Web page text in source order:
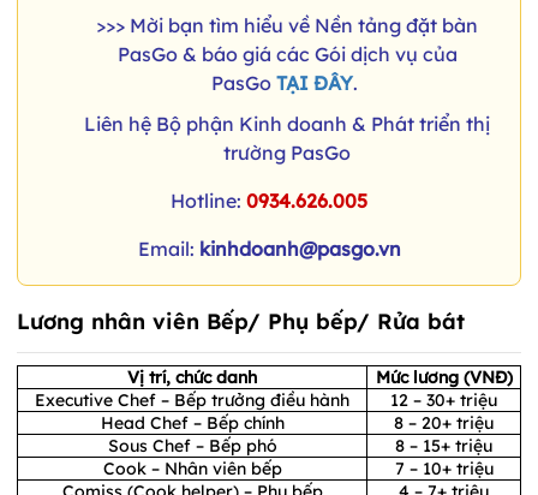
>>> Mời bạn tìm hiểu về Nền tảng đặt bàn
PasGo & báo giá các Gói dịch vụ của
PasGo TẠI ĐÂY.
Liên hệ Bộ phận Kinh doanh & Phát triển thị
trường PasGo
Hotline: 0934.626.005
Email: kinhdoanh@pasgo.vn
Lương nhân viên Bếp/ Phụ bếp/ Rửa bát
Vị trí, chức danh
Mức lương (VNĐ)
Executive Chef – Bếp trưởng điều hành
12 – 30+ triệu
Head Chef – Bếp chính
8 – 20+ triệu
Sous Chef – Bếp phó
8 – 15+ triệu
Cook – Nhân viên bếp
7 – 10+ triệu